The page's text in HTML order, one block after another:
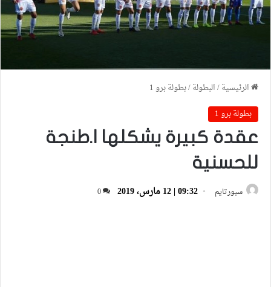
الرئيسية/البطولة/بطولة برو 1
بطولة برو 1
عقدة كبيرة يشكلها ا.طنجة
للحسنية
سبورتايم 09:32 | 12 مارس، 2019 0